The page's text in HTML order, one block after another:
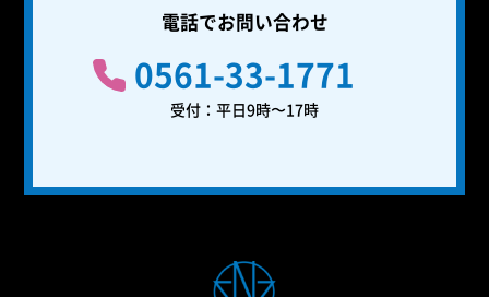
電話でお問い合わせ
0561-33-1771
受付：平日9時〜17時